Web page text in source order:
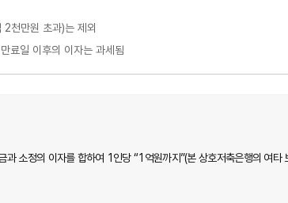
천만원 초과)는 제외
료일 이후의 이자는 과세됨
정의 이자를 합하여 1인당 “1억원까지”(본 상호저축은행의 여타